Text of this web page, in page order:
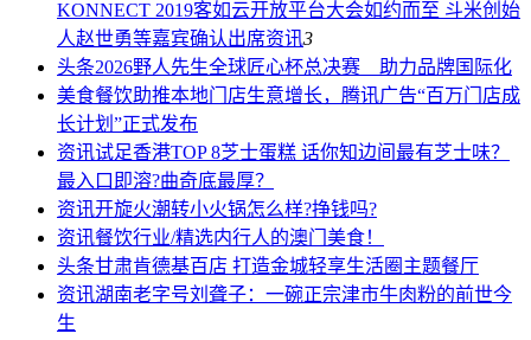
KONNECT 2019客如云开放平台大会如约而至 斗米创始
人赵世勇等嘉宾确认出席资讯3
头条2026野人先生全球匠心杯总决赛 助力品牌国际化
美食餐饮助推本地门店生意增长，腾讯广告“百万门店成
长计划”正式发布
资讯试足香港TOP 8芝士蛋糕 话你知边间最有芝士味？
最入口即溶?曲奇底最厚？
资讯开旋火潮转小火锅怎么样?挣钱吗?
资讯餐饮行业/精选内行人的澳门美食！
头条甘肃肯德基百店 打造金城轻享生活圈主题餐厅
资讯湖南老字号刘聋子：一碗正宗津市牛肉粉的前世今
生